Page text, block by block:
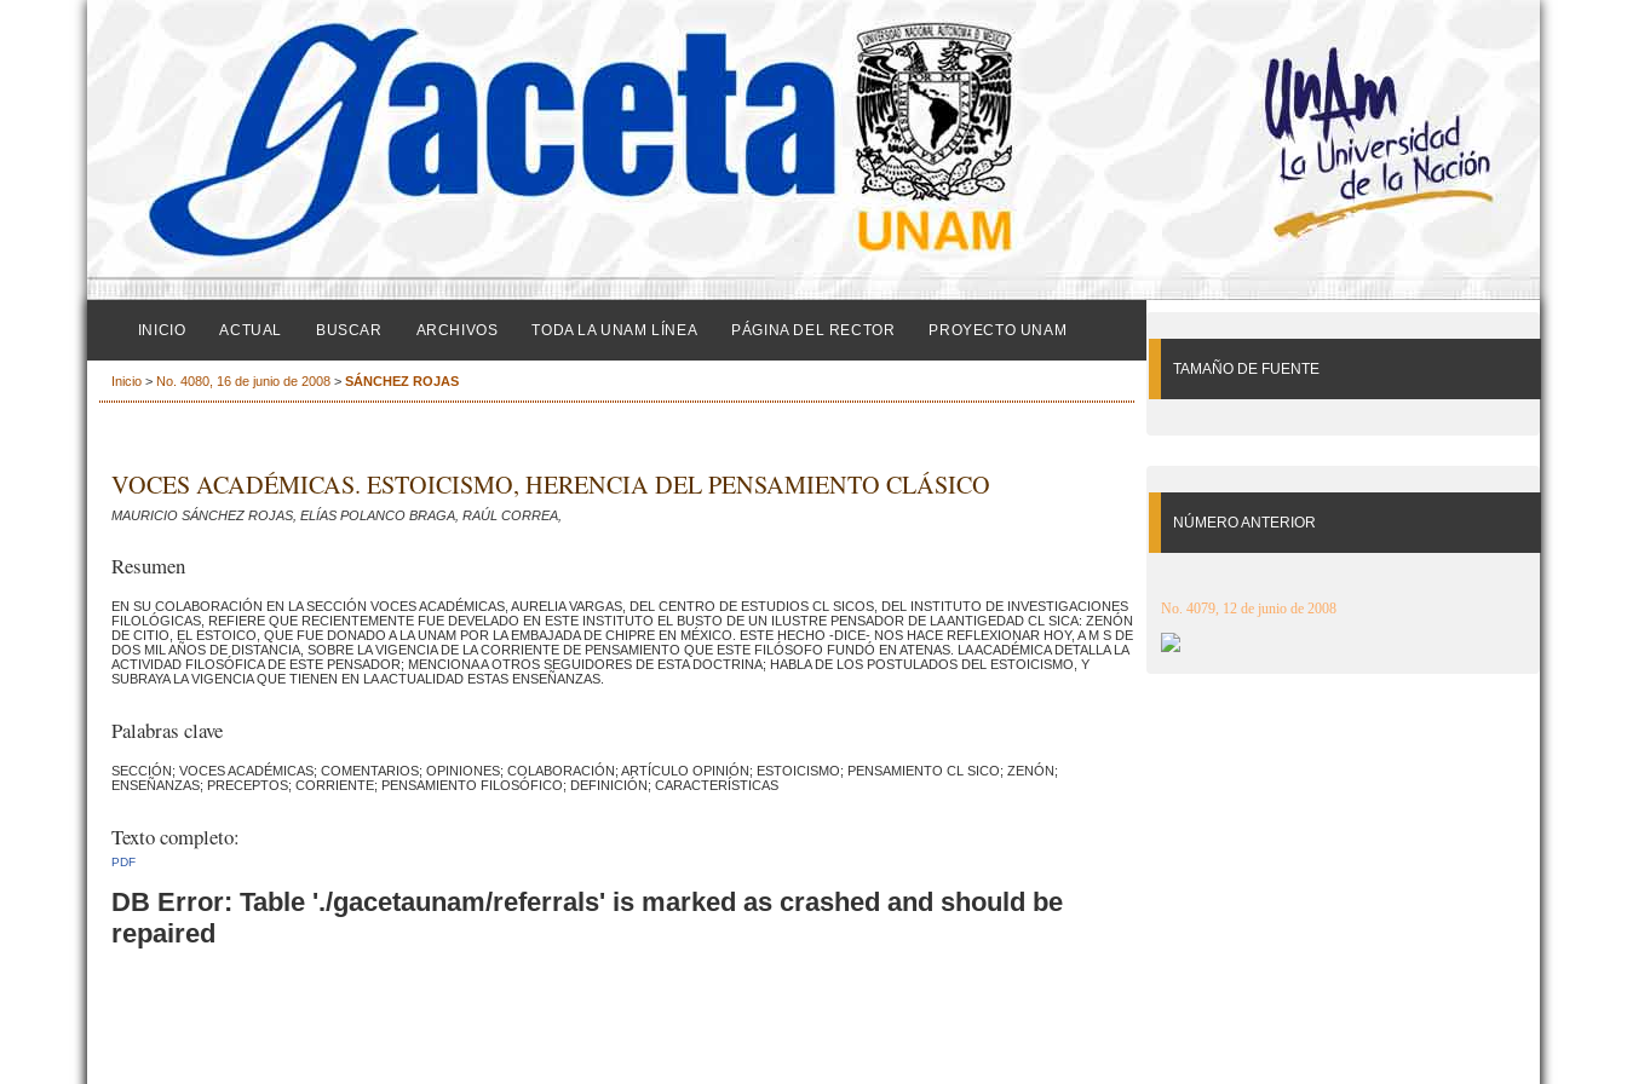
TAMAÑO DE FUENTE
NÚMERO ANTERIOR
No. 4079, 12 de junio de 2008
INICIO ACTUAL BUSCAR ARCHIVOS TODA LA UNAM LÍNEA PÁGINA DEL RECTOR PROYECTO UNAM
Inicio > No. 4080, 16 de junio de 2008 > SÁNCHEZ ROJAS
VOCES ACADÉMICAS. ESTOICISMO, HERENCIA DEL PENSAMIENTO CLÁSICO
MAURICIO SÁNCHEZ ROJAS, ELÍAS POLANCO BRAGA, RAÚL CORREA,
Resumen
EN SU COLABORACIÓN EN LA SECCIÓN VOCES ACADÉMICAS, AURELIA VARGAS, DEL CENTRO DE ESTUDIOS CL SICOS, DEL INSTITUTO DE INVESTIGACIONES
FILOLÓGICAS, REFIERE QUE RECIENTEMENTE FUE DEVELADO EN ESTE INSTITUTO EL BUSTO DE UN ILUSTRE PENSADOR DE LA ANTIGEDAD CL SICA: ZENÓN
DE CITIO, EL ESTOICO, QUE FUE DONADO A LA UNAM POR LA EMBAJADA DE CHIPRE EN MÉXICO. ESTE HECHO -DICE- NOS HACE REFLEXIONAR HOY, A M S DE
DOS MIL AÑOS DE DISTANCIA, SOBRE LA VIGENCIA DE LA CORRIENTE DE PENSAMIENTO QUE ESTE FILÓSOFO FUNDÓ EN ATENAS. LA ACADÉMICA DETALLA LA
ACTIVIDAD FILOSÓFICA DE ESTE PENSADOR; MENCIONA A OTROS SEGUIDORES DE ESTA DOCTRINA; HABLA DE LOS POSTULADOS DEL ESTOICISMO, Y
SUBRAYA LA VIGENCIA QUE TIENEN EN LA ACTUALIDAD ESTAS ENSEÑANZAS.
Palabras clave
SECCIÓN; VOCES ACADÉMICAS; COMENTARIOS; OPINIONES; COLABORACIÓN; ARTÍCULO OPINIÓN; ESTOICISMO; PENSAMIENTO CL SICO; ZENÓN;
ENSEÑANZAS; PRECEPTOS; CORRIENTE; PENSAMIENTO FILOSÓFICO; DEFINICIÓN; CARACTERÍSTICAS
Texto completo:
PDF
DB Error: Table './gacetaunam/referrals' is marked as crashed and should be
repaired